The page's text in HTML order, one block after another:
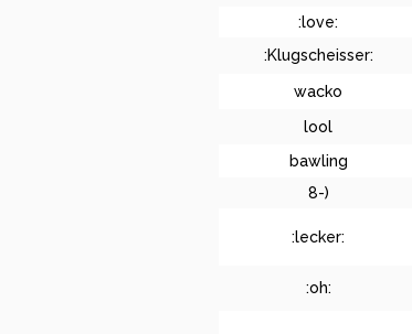
:love:
:Klugscheisser:
wacko
lool
bawling
8-)
:lecker:
:oh: